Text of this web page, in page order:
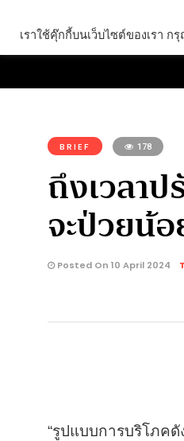
BRIEF 178
ถึงเวลา
จะป่วยน้
Posted On 10 April 2024
“รูปแบบการบริโภค
เราใช้คุ๊กกี้บนเว็บไซต์ของเรา